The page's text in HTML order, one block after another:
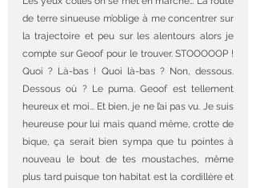
de terre sinueuse m’oblige à me concentrer sur
la trajectoire et peu sur les alentours alors je
compte sur Geoof pour le trouver. STOOOOOP !
Quoi ? Là-bas ! Quoi là-bas ? Non, dessous.
Dessous où ? Le puma. Geoof est tellement
heureux et moi... Et bien, je ne l’ai pas vu. Je suis
heureuse pour lui mais quand même, crotte de
bique, ça serait bien sympa que tu pointes à
nouveau le bout de tes moustaches, même
plus tard puisque ton habitat est la cordillère et